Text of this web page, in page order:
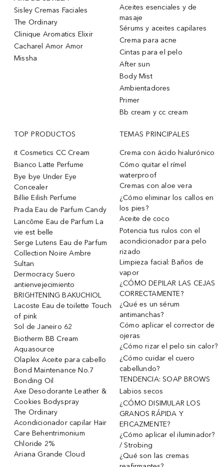
Sisley Cremas Faciales
The Ordinary
Clinique Aromatics Elixir
Cacharel Amor Amor
Missha
Aceites esenciales y de
masaje
Sérums y aceites capilares
Crema para acne
Cintas para el pelo
After sun
Body Mist
Ambientadores
Primer
Bb cream y cc cream
TOP PRODUCTOS
it Cosmetics CC Cream
Bianco Latte Perfume
Bye bye Under Eye
Concealer
Billie Eilish Perfume
Prada Eau de Parfum Candy
Lancôme Eau de Parfum La
vie est belle
Serge Lutens Eau de Parfum
Collection Noire Ambre
Sultan
Dermocracy Suero
antienvejecimiento
BRIGHTENING BAKUCHIOL
Lacoste Eau de toilette Touch
of pink
Sol de Janeiro 62
Biotherm BB Cream
Aquasource
Olaplex Aceite para cabello
Bond Maintenance No.7
Bonding Oil
Axe Desodorante Leather &
Cookies Bodyspray
The Ordinary
Acondicionador capilar Hair
Care Behentrimonium
Chloride 2%
Ariana Grande Cloud
TEMAS PRINCIPALES
Crema con ácido hialurónico
Cómo quitar el rímel
waterproof
Cremas con aloe vera
¿Cómo eliminar los callos en
los pies?
Aceite de coco
Potencia tus rulos con el
acondicionador para pelo
rizado
Limpieza facial: Baños de
vapor
¿CÓMO DEPILAR LAS CEJAS
CORRECTAMENTE?
¿Qué es un sérum
antimanchas?
Cómo aplicar el corrector de
ojeras
¿Cómo rizar el pelo sin calor?
¿Cómo cuidar el cuero
cabellundo?
TENDENCIA: SOAP BROWS
Labios secos
¿CÓMO DISIMULAR LOS
GRANOS RÁPIDA Y
EFICAZMENTE?
¿Cómo aplicar el iluminador?
/ Strobing
¿Qué son las cremas